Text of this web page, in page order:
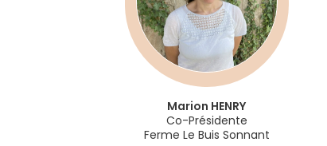
Marion HENRY
Co-Présidente
Ferme Le Buis Sonnant